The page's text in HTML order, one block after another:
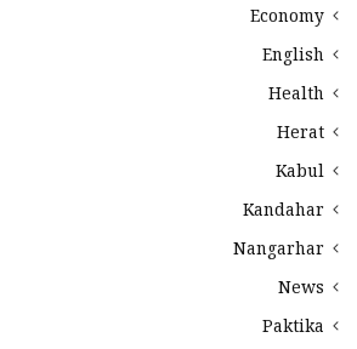
Economy
English
Health
Herat
Kabul
Kandahar
Nangarhar
News
Paktika